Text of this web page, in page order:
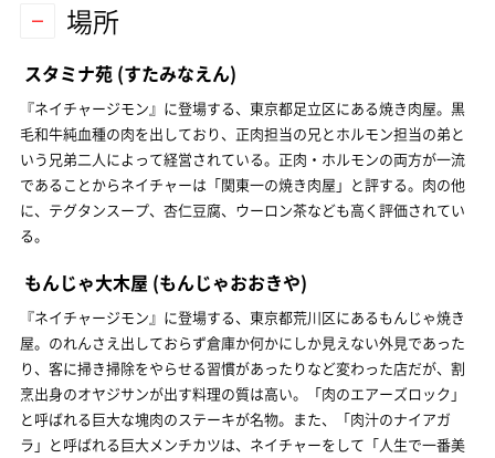
場所
スタミナ苑 (すたみなえん)
『ネイチャージモン』に登場する、東京都足立区にある焼き肉屋。黒
毛和牛純血種の肉を出しており、正肉担当の兄とホルモン担当の弟と
いう兄弟二人によって経営されている。正肉・ホルモンの両方が一流
であることからネイチャーは「関東一の焼き肉屋」と評する。肉の他
に、テグタンスープ、杏仁豆腐、ウーロン茶なども高く評価されてい
る。
もんじゃ大木屋 (もんじゃおおきや)
『ネイチャージモン』に登場する、東京都荒川区にあるもんじゃ焼き
屋。のれんさえ出しておらず倉庫か何かにしか見えない外見であった
り、客に掃き掃除をやらせる習慣があったりなど変わった店だが、割
烹出身のオヤジサンが出す料理の質は高い。「肉のエアーズロック」
と呼ばれる巨大な塊肉のステーキが名物。また、「肉汁のナイアガ
ラ」と呼ばれる巨大メンチカツは、ネイチャーをして「人生で一番美